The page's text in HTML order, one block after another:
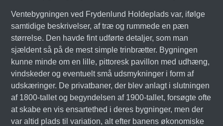
Ventebygningen ved Frydenlund Holdeplads var, ifølge
samtidige beskrivelser, af træ og rummede en pæn
størrelse. Den havde fint udførte detaljer, som man
sjældent så på de mest simple trinbrætter. Bygningen
kunne minde om en lille, pittoresk pavillon med udhæng,
vindskeder og eventuelt små udsmykninger i form af
udskæringer. De privatbaner, der blev anlagt i slutningen
af 1800-tallet og begyndelsen af 1900-tallet, forsøgte ofte
at skabe en vis ensartethed i deres bygninger, men der
var altid plads til variation, alt efter banens økonomiske